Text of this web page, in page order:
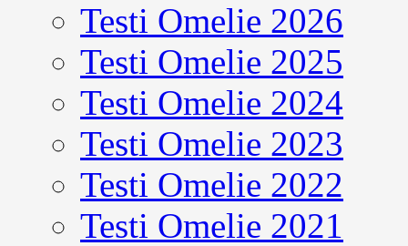
Testi Omelie 2026
Testi Omelie 2025
Testi Omelie 2024
Testi Omelie 2023
Testi Omelie 2022
Testi Omelie 2021